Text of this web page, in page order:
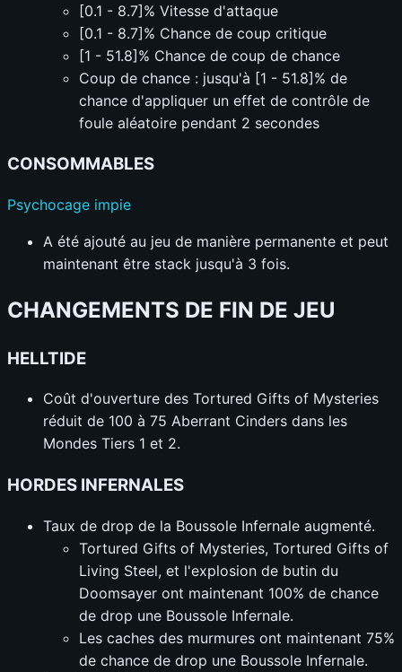
[0.1 - 8.7]% Vitesse d'attaque
[0.1 - 8.7]% Chance de coup critique
[1 - 51.8]% Chance de coup de chance
Coup de chance : jusqu'à [1 - 51.8]% de
chance d'appliquer un effet de contrôle de
foule aléatoire pendant 2 secondes
CONSOMMABLES
Psychocage impie
A été ajouté au jeu de manière permanente et peut
maintenant être stack jusqu'à 3 fois.
CHANGEMENTS DE FIN DE JEU
HELLTIDE
Coût d'ouverture des Tortured Gifts of Mysteries
réduit de 100 à 75 Aberrant Cinders dans les
Mondes Tiers 1 et 2.
HORDES INFERNALES
Taux de drop de la Boussole Infernale augmenté.
Tortured Gifts of Mysteries, Tortured Gifts of
Living Steel, et l'explosion de butin du
Doomsayer ont maintenant 100% de chance
de drop une Boussole Infernale.
Les caches des murmures ont maintenant 75%
de chance de drop une Boussole Infernale.